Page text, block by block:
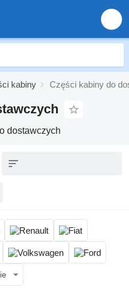
kabiny Części kabiny do
dostawczych